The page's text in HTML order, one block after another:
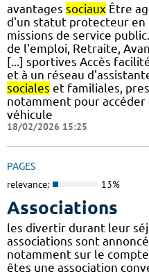
avantages sociaux Être
d'un statut protecteur en
missions de service
de l'emploi, Retraite,
[...] sportives Accès
et à un réseau
sociales et familiales,
notamment pour
véhicule
18/02/2026 15:25
PAGES
relevance: 13%
Associations
les divertir durant leur
associations sont
notamment sur le compte
êtes une association